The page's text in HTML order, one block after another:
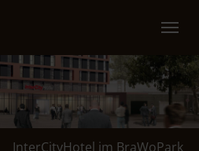
InterCityHotel im BraWoPark